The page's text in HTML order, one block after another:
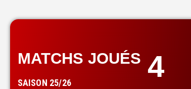
MATCHS JOUÉS
SAISON 25/26 4